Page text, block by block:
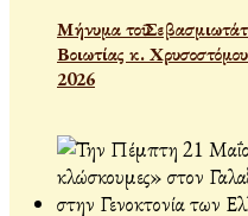
Μήνυμα τοῦ
Βοιωτίας κ.
2026